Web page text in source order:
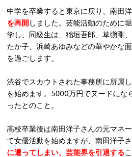
中学を卒業すると東京に戻り、南田
を再開しました。芸能活動のために
学し、同級生は、稲垣吾郎、草彅剛
たか子、浜崎あゆみなどの華やかな
を過ごします。
渋谷でスカウトされた事務所に所属
を始めます。5000万円でヌードにな
ったとのこと。
高校卒業後は南田洋子さんの元マネ
て女優活動を始めますが、南田洋子
に遭ってしまい、芸能界を引退する